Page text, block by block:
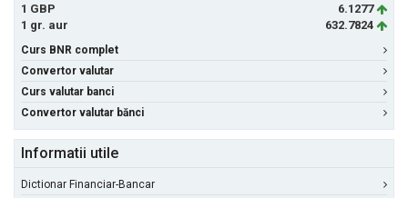
1 GBP
6.1277
1 gr. aur
632.7824
Curs BNR complet
Convertor valutar
Curs valutar banci
Convertor valutar bănci
Informatii utile
Dictionar Financiar-Bancar